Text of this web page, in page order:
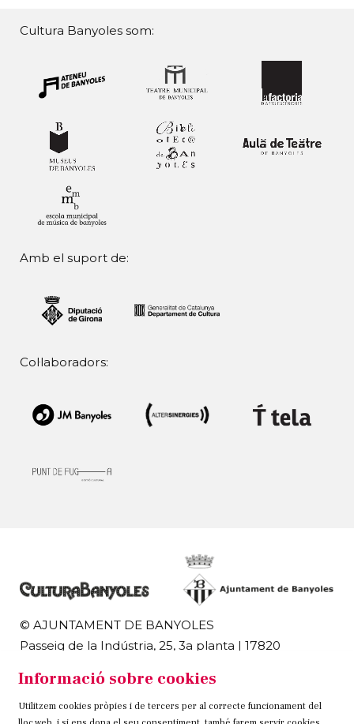
Cultura Banyoles som:
Amb el suport de:
Col·laboradors:
© AJUNTAMENT DE BANYOLES
Passeig de la Indústria, 25, 3a planta | 17820
972 58 18 48 | 972 57 00 50
Sitemap Avís Legal Ús de Cookies Contacteu
Informació sobre cookies
Utilitzem cookies pròpies i de tercers per al correcte funcionament del